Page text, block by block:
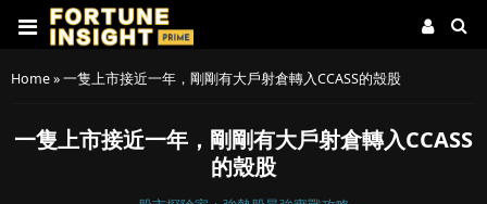
Home»一隻上市接近一年，剛剛有大戶射倉轉入CCASS的殼股
一隻上市接近一年，剛剛有大戶射倉轉入CCASS
的殼股